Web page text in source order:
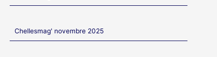
Chellesmag' novembre 2025